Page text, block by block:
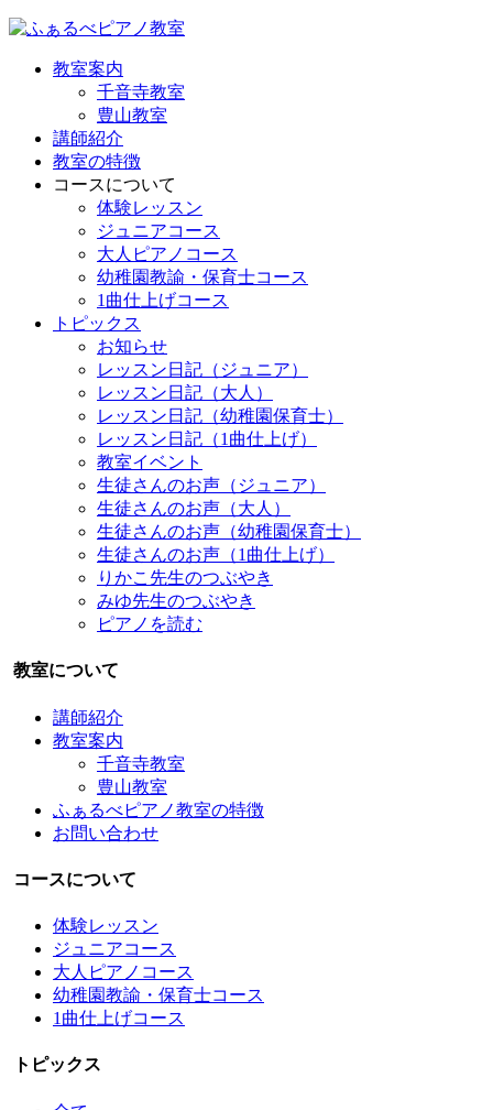
教室案内
千音寺教室
豊山教室
講師紹介
教室の特徴
コースについて
体験レッスン
ジュニアコース
大人ピアノコース
幼稚園教諭・保育士コース
1曲仕上げコース
トピックス
お知らせ
レッスン日記（ジュニア）
レッスン日記（大人）
レッスン日記（幼稚園保育士）
レッスン日記（1曲仕上げ）
教室イベント
生徒さんのお声（ジュニア）
生徒さんのお声（大人）
生徒さんのお声（幼稚園保育士）
生徒さんのお声（1曲仕上げ）
りかこ先生のつぶやき
みゆ先生のつぶやき
ピアノを読む
教室について
講師紹介
教室案内
千音寺教室
豊山教室
ふぁるべピアノ教室の特徴
お問い合わせ
コースについて
体験レッスン
ジュニアコース
大人ピアノコース
幼稚園教諭・保育士コース
1曲仕上げコース
トピックス